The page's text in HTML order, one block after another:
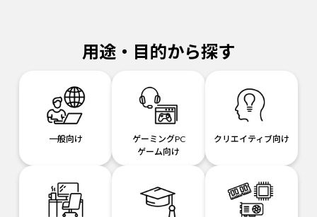
用途・目的から探す
一般向け
ゲーミングPC
ゲーム向け
クリエイティブ向け